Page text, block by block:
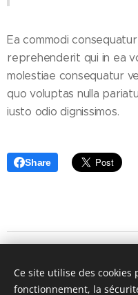
Ea commodi
reprehenderit qui in ea
molestiae consequatur
quo voluptas nulla
iusto odio dignissimos.
Share
d'Aro (Girona) Telf:
Ce site utilise des
fonctionnement, la